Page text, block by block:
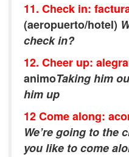
11. Check in:
(aeropuerto/hotel)
check in?
12. Cheer up:
animoTaking him
him up
12 Come along:
We’re going to the
you like to come